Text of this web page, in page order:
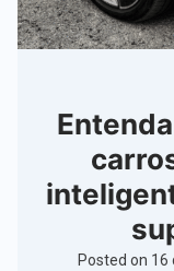
Posted on 16